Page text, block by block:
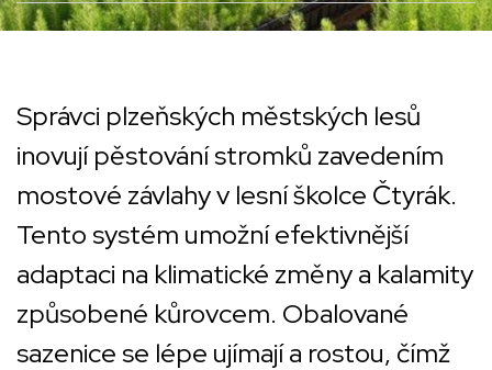
Správci plzeňských městských lesů
inovují pěstování stromků zavedením
mostové závlahy v lesní školce Čtyrák.
Tento systém umožní efektivnější
adaptaci na klimatické změny a kalamity
způsobené kůrovcem. Obalované
sazenice se lépe ujímají a rostou, čímž